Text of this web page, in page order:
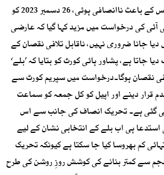
نے قانون کی غلط تشریح کی جس کے باعث ناانصافی ہوئی، 26 دسمبر 2023 کو
آئی کی درخواست میں مزید کہا گیا کہ عارضی
جانا ضروری نہیں، ناقابل تلافی نقصان کے
ہے، پشاور ہائی کورٹ کو بتایا کہ ’بلے‘
نقصان ہوگا۔درخواست میں سپریم کورٹ سے
قرار دینے اور اپیل کو کل جمعہ کو سماعت
گئی ہے۔ تحریک انصاف کی جانب سے اس
ہی اب بلے کے انتخابی نشان کے لیے
کم بھروسا کیا جا سکتا ہے کیونکہ تحریک
سے کمتر بنانے کی کوشش روزِ روشن کی طرح